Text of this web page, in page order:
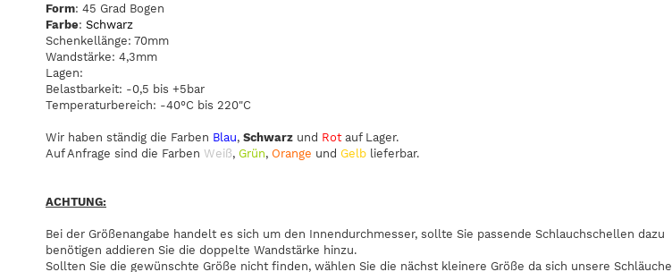
Form: 45 Grad Bogen
Farbe: Schwarz
Schenkellänge: 70mm
Wandstärke: 4,3mm
Lagen:
Belastbarkeit: -0,5 bis +5bar
Temperaturbereich: -40°C bis 220"C
Wir haben ständig die Farben Blau, Schwarz und Rot auf Lager.
Auf Anfrage sind die Farben Weiß, Grün, Orange und Gelb lieferbar.
ACHTUNG:
Bei der Größenangabe handelt es sich um den Innendurchmesser, sollte Sie passende Schlauchschellen dazu
benötigen addieren Sie die doppelte Wandstärke hinzu.
Sollten Sie die gewünschte Größe nicht finden, wählen Sie die nächst kleinere Größe da sich unsere Schläuche